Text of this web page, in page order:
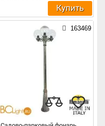
Купить
163469